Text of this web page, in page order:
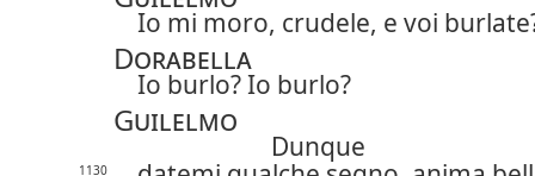
Io mi moro, crudele, e voi
Dorabella
Io burlo? Io burlo?
Guilelmo
Dunque
1130